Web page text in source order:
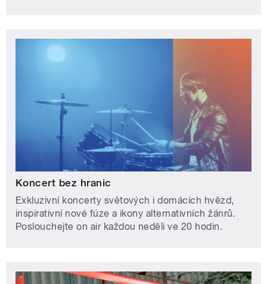
Koncert bez hranic
Exkluzivní koncerty světových i domácích hvězd,
inspirativní nové fúze a ikony alternativních žánrů.
Poslouchejte on air každou neděli ve 20 hodin.